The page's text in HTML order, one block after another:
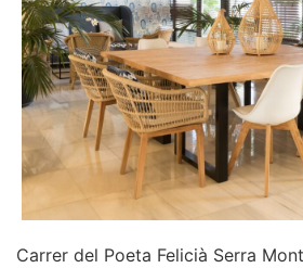
Carrer del Poeta Felicià Serra